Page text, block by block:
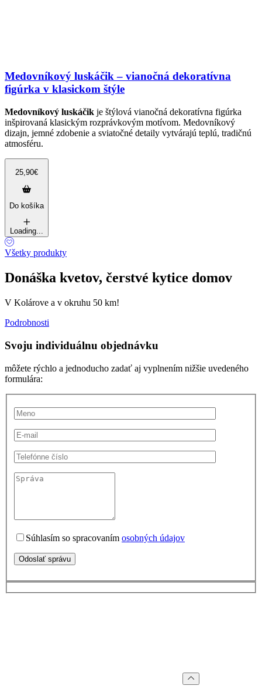
Medovníkový luskáčik – vianočná dekoratívna
figúrka v klasickom štýle
Medovníkový luskáčik je štýlová vianočná dekoratívna figúrka
inšpirovaná klasickým rozprávkovým motívom. Medovníkový
dizajn, jemné zdobenie a sviatočné detaily vytvárajú teplú, tradičnú
atmosféru.
25,90€
Do košíka
Loading...
Všetky produkty
Donáška kvetov, čerstvé kytice domov
V Kolárove a v okruhu 50 km!
Podrobnosti
Svoju individuálnu objednávku
môžete rýchlo a jednoducho zadať aj vyplnením nižšie uvedeného
formulára:
Súhlasím so spracovaním osobných údajov
Odoslať správu